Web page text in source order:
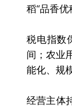
稻“品香
税电指数
间；农业
能化、规
经营主体